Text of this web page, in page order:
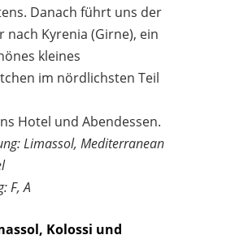
Danach führt uns der
nach Kyrenia (Girne), ein
kleines
im nördlichsten Teil
Hotel und Abendessen.
Limassol, Mediterranean
F, A
Kolossi und